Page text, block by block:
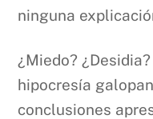
ninguna
¿Miedo?
hipocresía
conclusiones